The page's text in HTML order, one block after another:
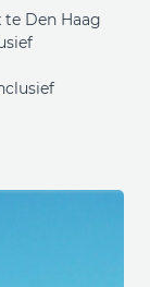
Den Haag